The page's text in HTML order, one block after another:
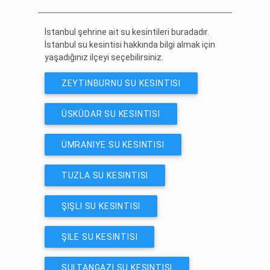
İstanbul şehrine ait su kesintileri buradadır.
İstanbul su kesintisi hakkında bilgi almak için
yaşadığınız ilçeyi seçebilirsiniz.
ZEYTINBURNU SU KESINTISI
ÜSKÜDAR SU KESINTISI
ÜMRANIYE SU KESINTISI
TUZLA SU KESINTISI
ŞIŞLI SU KESINTISI
ŞILE SU KESINTISI
SULTANGAZI SU KESINTISI